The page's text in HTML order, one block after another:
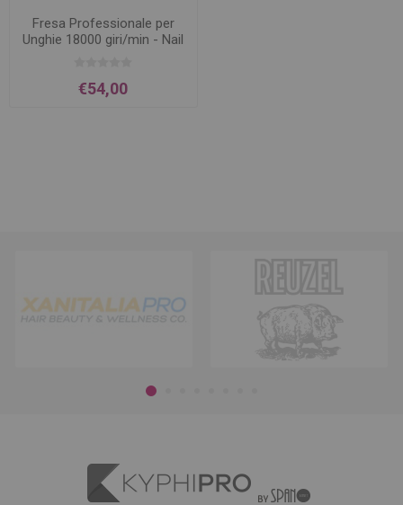
Fresa Professionale per
Unghie 18000 giri/min - Nail
€54,00